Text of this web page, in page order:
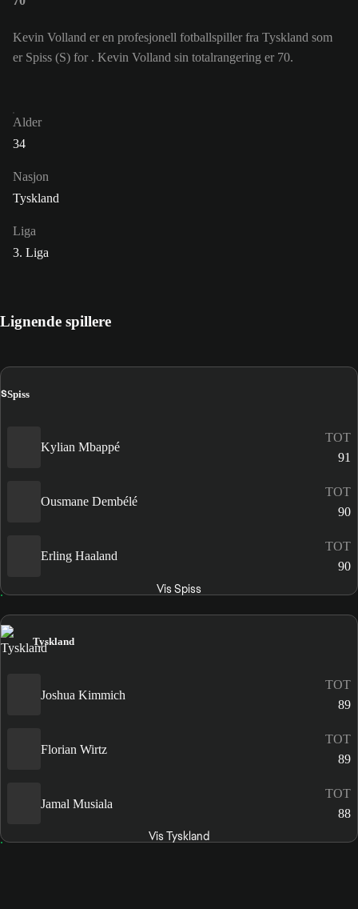
Kevin Volland er en profesjonell fotballspiller fra Tyskland som
er Spiss (S) for . Kevin Volland sin totalrangering er 70.
Alder
34
Nasjon
Tyskland
Liga
3. Liga
Lignende spillere
SSpiss
Kylian Mbappé
TOT
91
Ousmane Dembélé
TOT
90
Erling Haaland
TOT
90
Vis Spiss
Tyskland
Joshua Kimmich
TOT
89
Florian Wirtz
TOT
89
Jamal Musiala
TOT
88
Vis Tyskland